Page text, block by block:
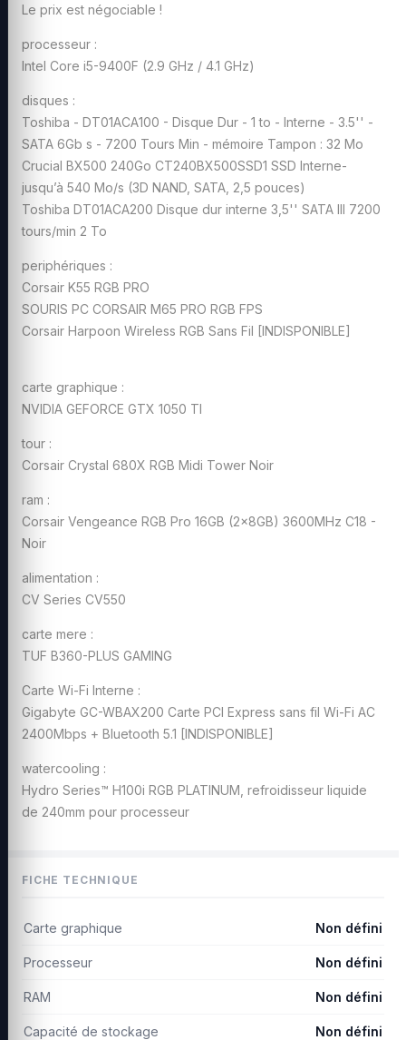
Le prix est négociable !
processeur :
Intel Core i5-9400F (2.9 GHz / 4.1 GHz)
disques :
Toshiba - DT01ACA100 - Disque Dur - 1 to - Interne - 3.5'' -
SATA 6Gb s - 7200 Tours Min - mémoire Tampon : 32 Mo
Crucial BX500 240Go CT240BX500SSD1 SSD Interne-
jusqu’à 540 Mo/s (3D NAND, SATA, 2,5 pouces)
Toshiba DT01ACA200 Disque dur interne 3,5'' SATA III 7200
tours/min 2 To
periphériques :
Corsair K55 RGB PRO
SOURIS PC CORSAIR M65 PRO RGB FPS
Corsair Harpoon Wireless RGB Sans Fil [INDISPONIBLE]
carte graphique :
NVIDIA GEFORCE GTX 1050 TI
tour :
Corsair Crystal 680X RGB Midi Tower Noir
ram :
Corsair Vengeance RGB Pro 16GB (2x8GB) 3600MHz C18 -
Noir
alimentation :
CV Series CV550
carte mere :
TUF B360-PLUS GAMING
Carte Wi-Fi Interne :
Gigabyte GC-WBAX200 Carte PCI Express sans fil Wi-Fi AC
2400Mbps + Bluetooth 5.1 [INDISPONIBLE]
watercooling :
Hydro Series™ H100i RGB PLATINUM, refroidisseur liquide
de 240mm pour processeur
FICHE TECHNIQUE
Carte graphique Non défini
Processeur Non défini
RAM Non défini
Capacité de stockage Non défini